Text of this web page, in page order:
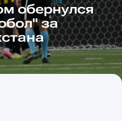
обернулся
за